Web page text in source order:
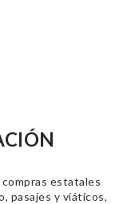
estatales
pasajes y viáticos,